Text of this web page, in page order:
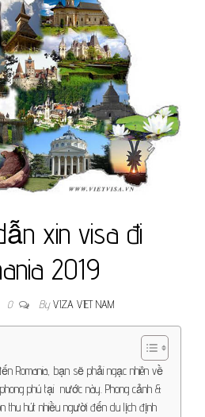
xin visa đi
2019
0 By VIZA VIET NAM
Romania, bạn sẽ phải ngạc nhiên về
phú tại nước này. Phong cảnh &
thu hút nhiều người đến du lịch định